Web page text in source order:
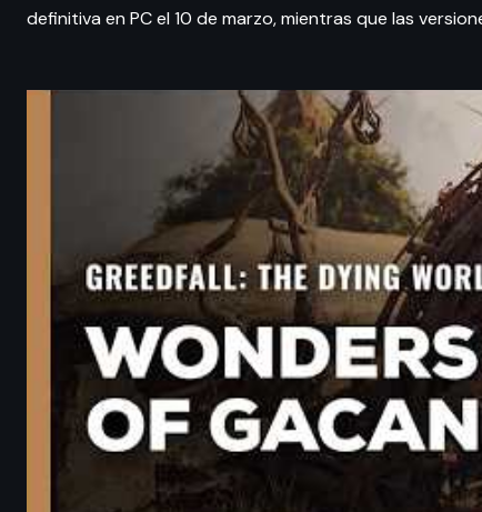
definitiva en PC el 10 de marzo, mientras que las